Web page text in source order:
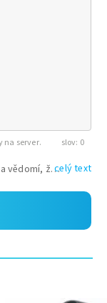
na server. 0
celý text